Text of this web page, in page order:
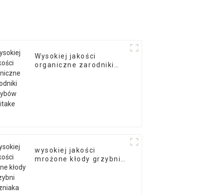
Wysokiej jakości
organiczne zarodniki
wysokiej jakości
mrożone kłody grzybni